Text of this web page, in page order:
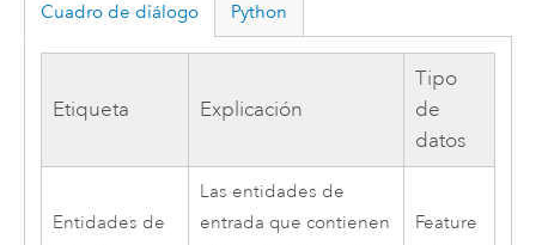
Cuadro de diálogo Python
Etiqueta Explicación
Tipo
de
datos
Entidades de
Las entidades de
entrada que contienen
Feature